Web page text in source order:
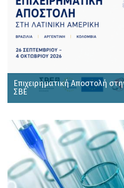
Επιχειρηματική Αποστολή
ΣΒΕ